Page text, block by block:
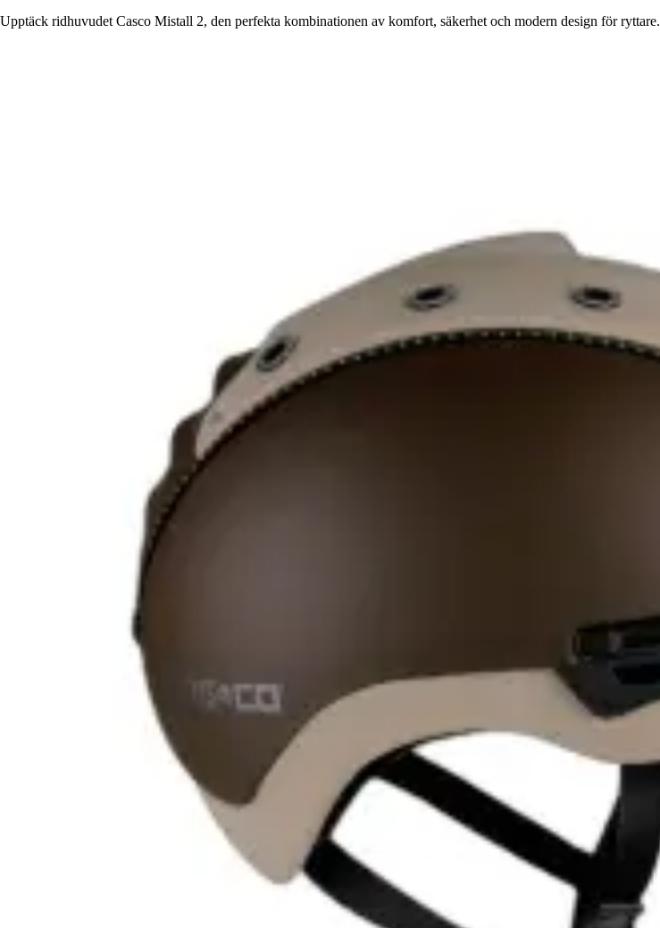
Upptäck ridhuvudet Casco Mistall 2, den perfekta kombinationen av komfort, säkerhet och modern design för ryttare.